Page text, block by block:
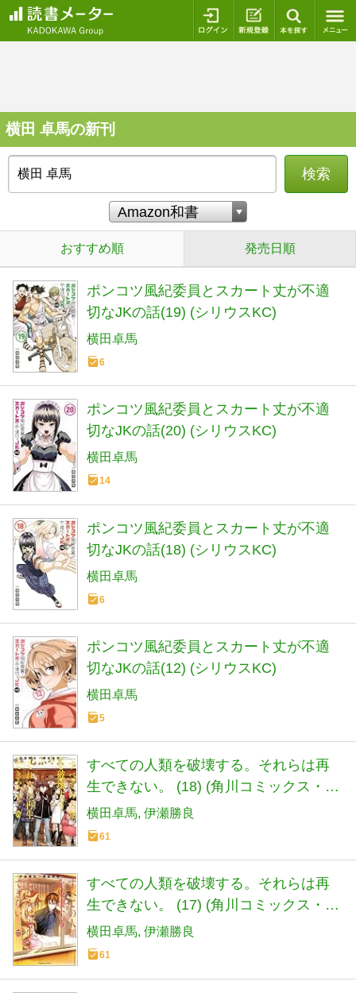
ログイン 新規登録
横田 卓馬の新刊
検索
おすすめ順 発売日順
ポンコツ風紀委員とスカート丈が不適
切なJKの話(19) (シリウスKC)
横田卓馬
6
ポンコツ風紀委員とスカート丈が不適
切なJKの話(20) (シリウスKC)
横田卓馬
14
ポンコツ風紀委員とスカート丈が不適
切なJKの話(18) (シリウスKC)
横田卓馬
6
ポンコツ風紀委員とスカート丈が不適
切なJKの話(12) (シリウスKC)
横田卓馬
5
すべての人類を破壊する。それらは再
生できない。 (18) (角川コミックス・エ
ース)
横田卓馬 伊瀬勝良
61
すべての人類を破壊する。それらは再
生できない。 (17) (角川コミックス・エ
ース)
横田卓馬 伊瀬勝良
61